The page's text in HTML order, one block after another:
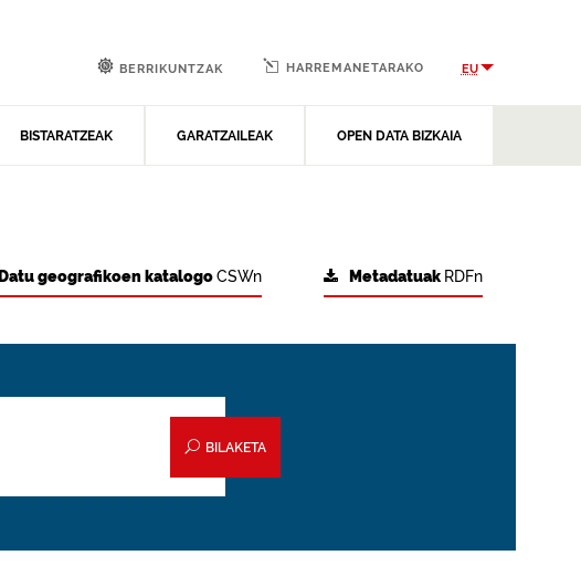
BISTARATZEAK GARATZAILEAK OPEN DATA BIZKAIA
BERRIKUNTZAK HARREMANETARAKO EU
Metadatuak RDFn
Datu geografikoen katalogoCSWn
BILAKETA